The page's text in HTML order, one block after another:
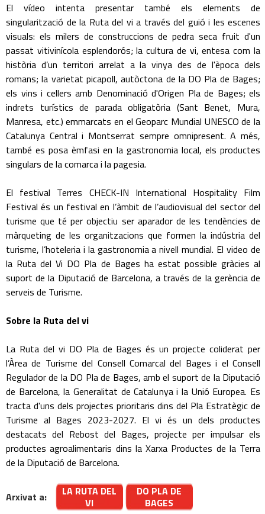
El vídeo intenta presentar també els elements de
singularització de la Ruta del vi a través del guió i les escenes
visuals: els milers de construccions de pedra seca fruit d'un
passat vitivinícola esplendorós; la cultura de vi, entesa com la
història d’un territori arrelat a la vinya des de l'època dels
romans; la varietat picapoll, autòctona de la DO Pla de Bages;
els vins i cellers amb Denominació d'Origen Pla de Bages; els
indrets turístics de parada obligatòria (Sant Benet, Mura,
Manresa, etc.) emmarcats en el Geoparc Mundial UNESCO de la
Catalunya Central i Montserrat sempre omnipresent. A més,
també es posa èmfasi en la gastronomia local, els productes
singulars de la comarca i la pagesia.
El festival Terres CHECK-IN International Hospitality Film
Festival és un festival en l’àmbit de l’audiovisual del sector del
turisme que té per objectiu ser aparador de les tendències de
màrqueting de les organitzacions que formen la indústria del
turisme, l’hoteleria i la gastronomia a nivell mundial. El video de
la Ruta del Vi DO Pla de Bages ha estat possible gràcies al
suport de la Diputació de Barcelona, a través de la gerència de
serveis de Turisme.
Sobre la Ruta del vi
La Ruta del vi DO Pla de Bages és un projecte coliderat per
l’Àrea de Turisme del Consell Comarcal del Bages i el Consell
Regulador de la DO Pla de Bages, amb el suport de la Diputació
de Barcelona, la Generalitat de Catalunya i la Unió Europea. Es
tracta d'uns dels projectes prioritaris dins del Pla Estratègic de
Turisme al Bages 2023-2027. El vi és un dels productes
destacats del Rebost del Bages, projecte per impulsar els
productes agroalimentaris dins la Xarxa Productes de la Terra
de la Diputació de Barcelona.
Arxivat a:
LA RUTA DEL
VI
DO PLA DE
BAGES